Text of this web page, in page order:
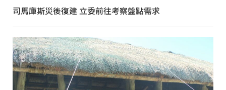
司馬庫斯災後復建 立委前往考察盤點需求